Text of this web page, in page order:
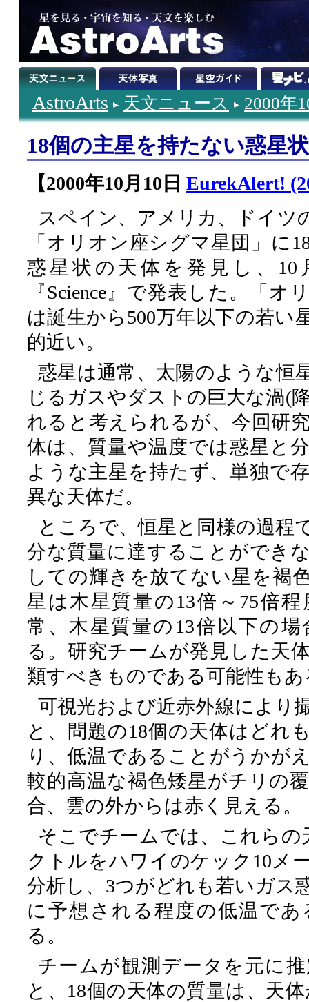
AstroArts 天文ニュース 2000年
18個の主星を持たない惑星
【2000年10月10日 EurekAlert!
スペイン、アメリカ、ドイツ
「オリオン座シグマ星団」に
惑星状の天体を発見し、10
『Science』で発表した。「オ
は誕生から500万年以下の若い
的近い。
惑星は通常、太陽のような恒
じるガスやダストの巨大な渦(
れると考えられるが、今回研
体は、質量や温度では惑星と
ような主星を持たず、単独で
異な天体だ。
ところで、恒星と同様の過程
分な質量に達することができ
しての輝きを放てない星を褐
星は木星質量の13倍～75倍
常、木星質量の13倍以下の
る。研究チームが発見した天
類すべきものである可能性もあ
可視光および近赤外線により
と、問題の18個の天体はどれ
り、低温であることがうかが
較的高温な褐色矮星がチリの
合、雲の外からは赤く見える。
そこでチームでは、これら
クトルをハワイのケック10メ
分析し、3つがどれも若いガス
に予想される程度の低温で
る。
チームが観測データを元に
と、18個の天体の質量は、天